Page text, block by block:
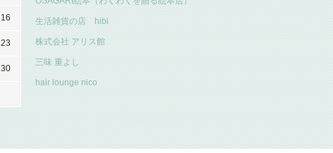
16
23
30
生活雑貨の店 hibi
株式会社 アリス館
三味 重よし
hair lounge nico